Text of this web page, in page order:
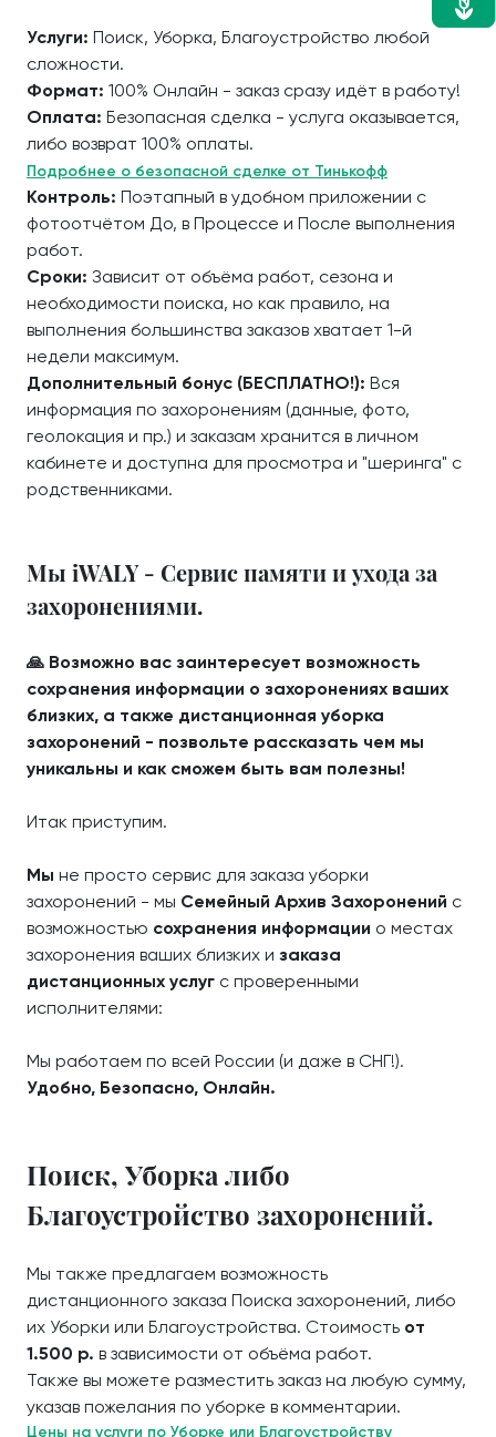
Услуги: Поиск, Уборка, Благоустройство любой
сложности.
Формат: 100% Онлайн - заказ сразу идёт в работу!
Оплата: Безопасная сделка - услуга оказывается,
либо возврат 100% оплаты.
Подробнее о безопасной сделке от Тинькофф
Контроль: Поэтапный в удобном приложении с
фотоотчётом До, в Процессе и После выполнения
работ.
Сроки: Зависит от объёма работ, сезона и
необходимости поиска, но как правило, на
выполнения большинства заказов хватает 1-й
недели максимум.
Дополнительный бонус (БЕСПЛАТНО!): Вся
информация по захоронениям (данные, фото,
геолокация и пр.) и заказам хранится в личном
кабинете и доступна для просмотра и "шеринга" с
родственниками.
Мы iWALY - Сервис памяти и ухода за
захоронениями.
🙏 Возможно вас заинтересует возможность
сохранения информации о захоронениях ваших
близких, а также дистанционная уборка
захоронений - позвольте рассказать чем мы
уникальны и как сможем быть вам полезны!
Итак приступим.
Мы не просто сервис для заказа уборки
захоронений - мы Семейный Архив Захоронений с
возможностью сохранения информации о местах
захоронения ваших близких и заказа
дистанционных услуг с проверенными
исполнителями:
Мы работаем по всей России (и даже в СНГ!).
Удобно, Безопасно, Онлайн.
Поиск, Уборка либо
Благоустройство захоронений.
Мы также предлагаем возможность
дистанционного заказа Поиска захоронений, либо
их Уборки или Благоустройства. Стоимость от
1.500 р. в зависимости от объёма работ.
Также вы можете разместить заказ на любую сумму,
указав пожелания по уборке в комментарии.
Цены на услуги по Уборке или Благоустройству